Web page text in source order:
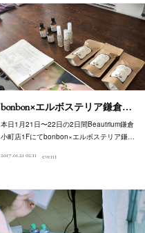
bonbon×エルボステリア鎌倉…
本日1月21日〜22日の2日間Beautrium鎌倉
小町店1Fにてbonbon×エルボステリア鎌…
2017.01.21 02:11 event